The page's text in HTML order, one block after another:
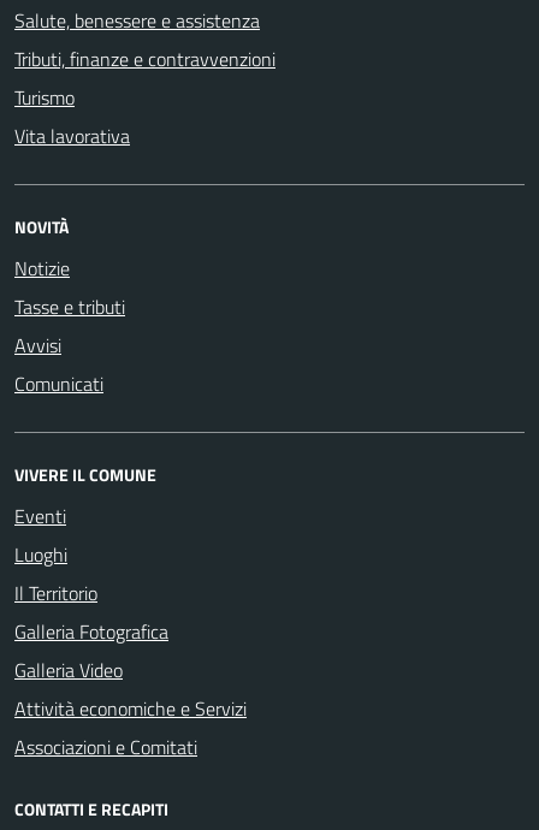
Salute, benessere e assistenza
Tributi, finanze e contravvenzioni
Turismo
Vita lavorativa
NOVITÀ
Notizie
Tasse e tributi
Avvisi
Comunicati
VIVERE IL COMUNE
Eventi
Luoghi
Il Territorio
Galleria Fotografica
Galleria Video
Attività economiche e Servizi
Associazioni e Comitati
CONTATTI E RECAPITI